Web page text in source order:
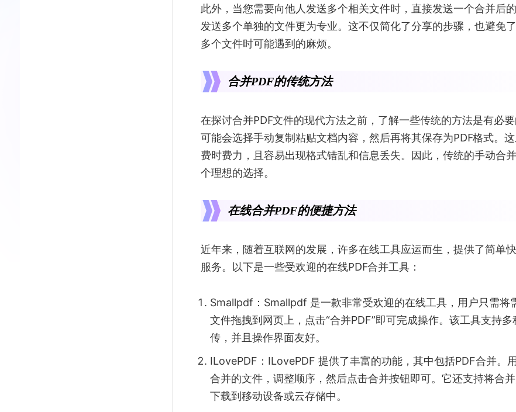
此外，当您需要向他人发送多个相关文件时，直接发送一个合并后
发送多个单独的文件更为专业。这不仅简化了分享的步骤，也避免
多个文件时可能遇到的麻烦。
合并PDF的传统方法
在探讨合并PDF文件的现代方法之前，了解一些传统的方法是有必
可能会选择手动复制粘贴文档内容，然后再将其保存为PDF格式。
费时费力，且容易出现格式错乱和信息丢失。因此，传统的手动合
个理想的选择。
在线合并PDF的便捷方法
近年来，随着互联网的发展，许多在线工具应运而生，提供了简单
服务。以下是一些受欢迎的在线PDF合并工具：
Smallpdf：Smallpdf 是一款非常受欢迎的在线工具，用户只需将
文件拖拽到网页上，点击“合并PDF”即可完成操作。该工具支持多
传，并且操作界面友好。
ILovePDF：ILovePDF 提供了丰富的功能，其中包括PDF合并。
合并的文件，调整顺序，然后点击合并按钮即可。它还支持将合
下载到移动设备或云存储中。